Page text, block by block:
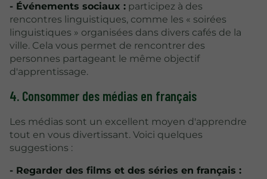
- Événements sociaux : participez à des
rencontres linguistiques, comme les « soirées
linguistiques » organisées dans divers cafés de la
ville. Cela vous permet de rencontrer des
personnes partageant le même objectif
d'apprentissage.
4. Consommer des médias en français
Les médias sont un excellent moyen d'apprendre
tout en vous divertissant. Voici quelques
suggestions :
- Regarder des films et des séries en français :